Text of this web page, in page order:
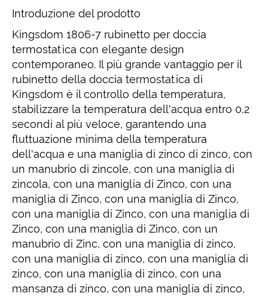
Introduzione del prodotto
Kingsdom 1806-7 rubinetto per doccia
termostatica con elegante design
contemporaneo. Il più grande vantaggio per il
rubinetto della doccia termostatica di
Kingsdom è il controllo della temperatura,
stabilizzare la temperatura dell'acqua entro 0,2
secondi al più veloce, garantendo una
fluttuazione minima della temperatura
dell'acqua e una maniglia di zinco di zinco, con
un manubrio di zincole, con una maniglia di
zincola, con una maniglia di Zinco, con una
maniglia di Zinco, con una maniglia di Zinco,
con una maniglia di Zinco, con una maniglia di
Zinco, con una maniglia di Zinco, con un
manubrio di Zinc, con una maniglia di zinco,
con una maniglia di zinco, con una maniglia di
zinco, con una maniglia di zinco, con una
mansanza di zinco, con una maniglia di zinco,